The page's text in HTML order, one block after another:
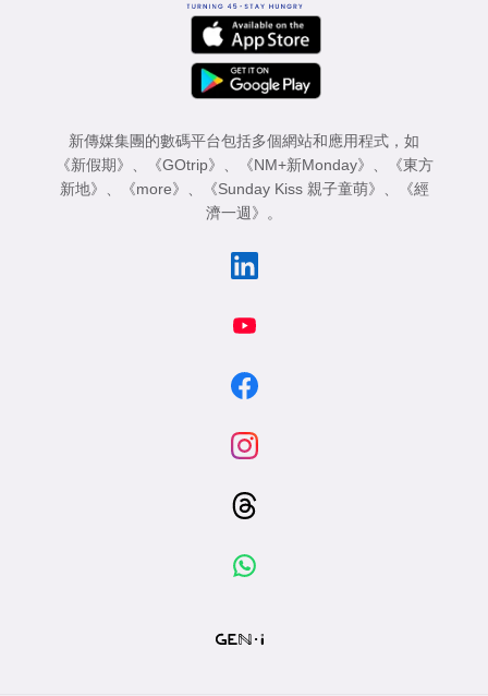
新傳媒集團的數碼平台包括多個網站和應用程式，如
《新假期》
《GOtrip》 《NM+新Monday》
《東方
新地》
《more》 《Sunday Kiss 親子童萌》
《經
濟一週》
。